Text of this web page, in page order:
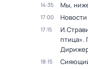
14:35 Мы,
17:00
17:15
птица».
18:15